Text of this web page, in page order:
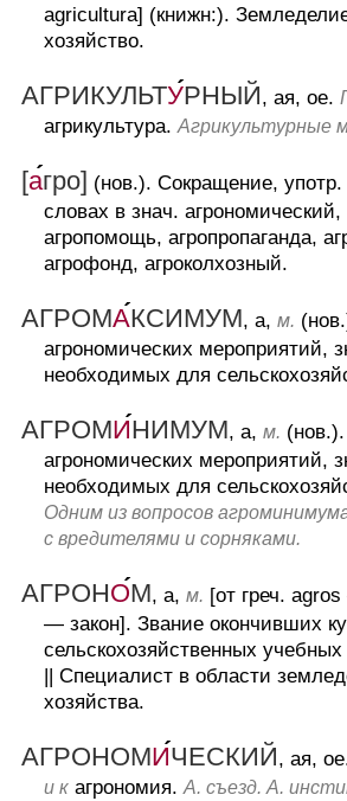
agricultura] (книжн:).
хозяйство.
АГРИКУЛЬТУРНЫЙ, ая, ое.
агрикультура. Агрикультурные
[агро] (нов.). Сокращение,
словах в знач. агрономический,
агропомощь, агропропаганда,
агрофонд, агроколхозный.
АГРОМАКСИМУМ, а, м.
агрономических мероприятий,
необходимых для
АГРОМИНИМУМ, а, м. (нов.).
агрономических мероприятий,
необходимых для
Одним из вопросов
с вредителями и сорняками.
АГРОНОМ, а, м. [от греч.
— закон]. Звание окончивших
сельскохозяйственных
Специалист в области
хозяйства.
АГРОНОМИЧЕСКИЙ, ая,
и к агрономия. А. съезд. А.